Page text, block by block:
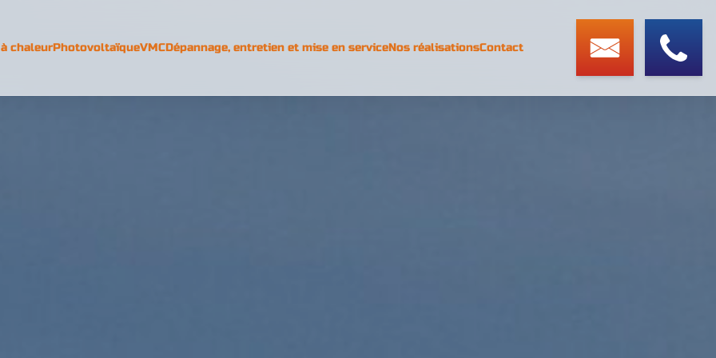
chaleurPhotovoltaïqueVMCDépannage, entretien et mise en serviceNos réalisationsContact